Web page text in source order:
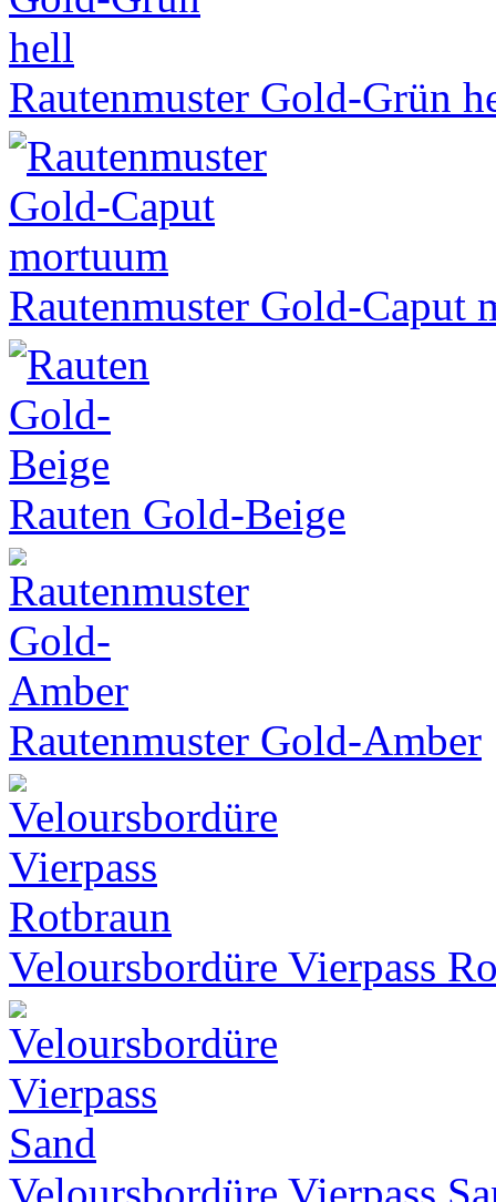
Rautenmuster Gold-Grün
Rautenmuster Gold-Caput
Rauten Gold-Beige
Rautenmuster Gold-Amber
Veloursbordüre Vierpass